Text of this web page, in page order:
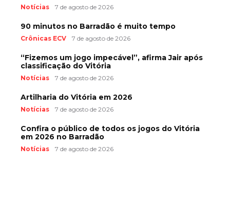
Notícias 7 de agosto de 2026
90 minutos no Barradão é muito tempo
Crônicas ECV 7 de agosto de 2026
“Fizemos um jogo impecável”, afirma Jair após
classificação do Vitória
Notícias 7 de agosto de 2026
Artilharia do Vitória em 2026
Notícias 7 de agosto de 2026
Confira o público de todos os jogos do Vitória
em 2026 no Barradão
Notícias 7 de agosto de 2026